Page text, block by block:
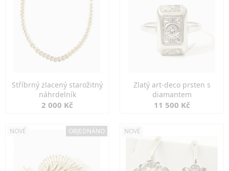
Stříbrný zlacený starožitný
náhrdelník
2 000 Kč
Zlatý art-deco prsten s
diamantem
11 500 Kč
NOVÉ OBJEDNÁNO NOVÉ